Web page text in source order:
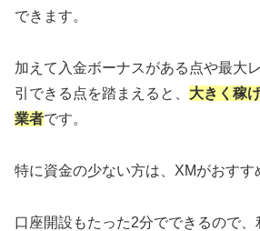
できます。
加えて入金ボーナスがある点や最大
引できる点を踏まえると、 大きく稼
業者です。
特に資金の少ない方は、XMがおすす
口座開設もたった2分でできるので、